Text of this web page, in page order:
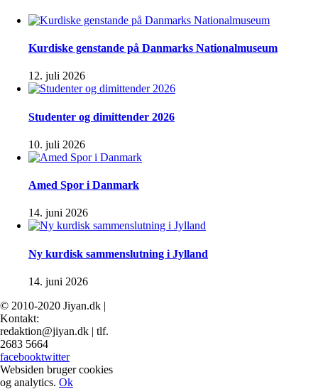
Kurdiske genstande på Danmarks Nationalmuseum
12. juli 2026
Studenter og dimittender 2026
10. juli 2026
Amed Spor i Danmark
14. juni 2026
Ny kurdisk sammenslutning i Jylland
14. juni 2026
© 2010-2020 Jiyan.dk |
Kontakt:
redaktion@jiyan.dk | tlf.
2683 5664
facebooktwitter
Websiden bruger cookies
og analytics. Ok